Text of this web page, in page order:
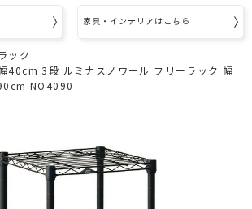
家具・インテリアはこちら
ック
40cm 3段 ルミナスノワール フリーラック 幅
NO4090